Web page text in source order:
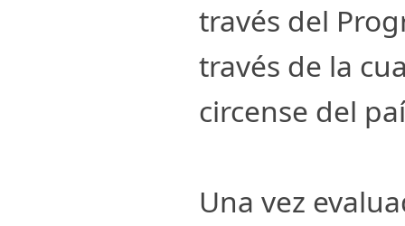
través del
través de la
circense del
Una vez